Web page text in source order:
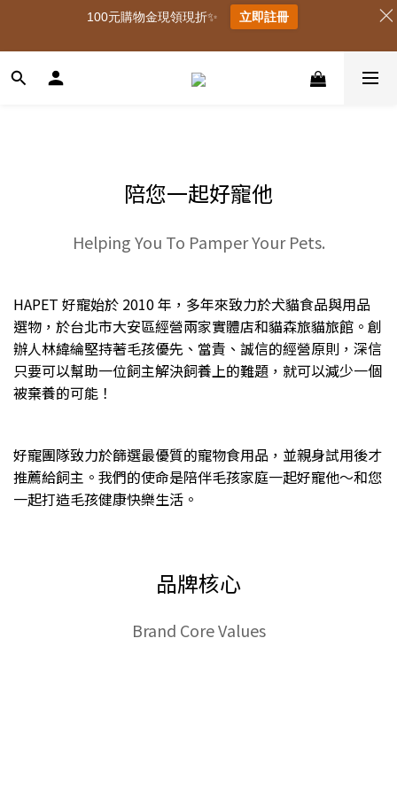
陪您一起好寵他
Helping You To Pamper Your Pets.
HAPET 好寵始於 2010 年，多年來致力於犬貓食品與用品
選物，於台北市大安區經營兩家實體店和貓森旅貓旅館。創
辦人林緯綸堅持著毛孩優先、當責、誠信的經營原則，深信
只要可以幫助一位飼主解決飼養上的難題，就可以減少一個
被棄養的可能！
好寵團隊致力於篩選最優質的寵物食用品，並親身試用後才
推薦給飼主。我們的使命是陪伴毛孩家庭一起好寵他～和您
一起打造毛孩健康快樂生活。
品牌核心
Brand Core Values
100元購物金現領現折✨ 立即註冊